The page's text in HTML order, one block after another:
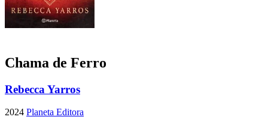
Chama de Ferro
Rebecca Yarros
2024 Planeta Editora